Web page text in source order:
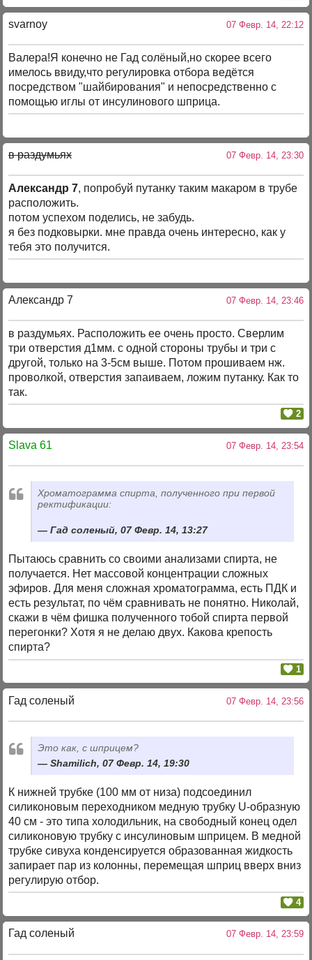
svarnoy 07 Февр. 14, 22:12
Валера!Я конечно не Гад солёный,но скорее всего
имелось ввиду,что регулировка отбора ведётся
посредством "шайбирования" и непосредственно с
помощью иглы от инсулинового шприца.
в раздумьях 07 Февр. 14, 23:30
Александр 7, попробуй путанку таким макаром в трубе
расположить.
потом успехом поделись, не забудь.
я без подковырки. мне правда очень интересно, как у
тебя это получится.
Александр 7 07 Февр. 14, 23:46
в раздумьях. Расположить ее очень просто. Сверлим
три отверстия д1мм. с одной стороны трубы и три с
другой, только на 3-5см выше. Потом прошиваем нж.
проволкой, отверстия запаиваем, ложим путанку. Как то
так.
2
Slava 61 07 Февр. 14, 23:54
Хроматограмма спирта, полученного при первой
ректификации:
Гад соленый, 07 Февр. 14, 13:27
Пытаюсь сравнить со своими анализами спирта, не
получается. Нет массовой концентрации сложных
эфиров. Для меня сложная хроматограмма, есть ПДК и
есть результат, по чём сравнивать не понятно. Николай,
скажи в чём фишка полученного тобой спирта первой
перегонки? Хотя я не делаю двух. Какова крепость
спирта?
1
Гад соленый 07 Февр. 14, 23:56
Это как, с шприцем?
Shamilich, 07 Февр. 14, 19:30
К нижней трубке (100 мм от низа) подсоединил
силиконовым переходником медную трубку U-образную
40 см - это типа холодильник, на свободный конец одел
силиконовую трубку с инсулиновым шприцем. В медной
трубке сивуха конденсируется образованная жидкость
запирает пар из колонны, перемещая шприц вверх вниз
регулирую отбор.
4
Гад соленый 07 Февр. 14, 23:59